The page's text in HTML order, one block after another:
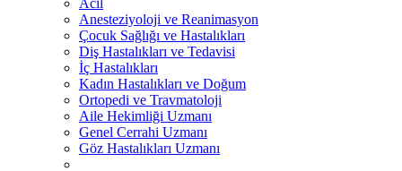
Anesteziyoloji ve Reanimasyon
Çocuk Sağlığı ve Hastalıkları
Diş Hastalıkları ve Tedavisi
İç Hastalıkları
Kadın Hastalıkları ve Doğum
Ortopedi ve Travmatoloji
Aile Hekimliği Uzmanı
Genel Cerrahi Uzmanı
Göz Hastalıkları Uzmanı